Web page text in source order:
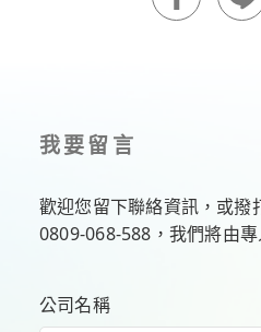
我要留言
歡迎您留下聯絡資訊，或撥
0809-068-588 ，我們將由
公司名稱